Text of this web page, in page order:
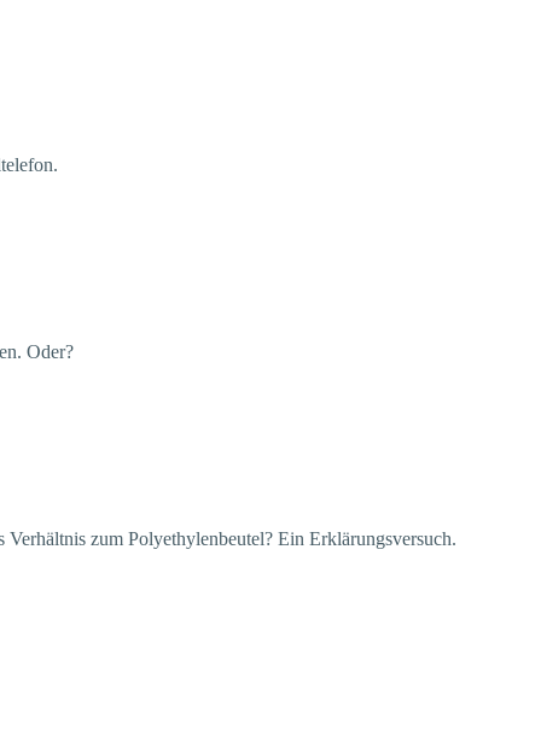
Oder?
zum Polyethylenbeutel? Ein Erklärungsversuch.